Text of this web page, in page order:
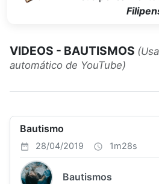
VIDEOS - BAUTISMOS
automático de YouTube)
Bautismo
28/04/2019 1m28s
Bautismos